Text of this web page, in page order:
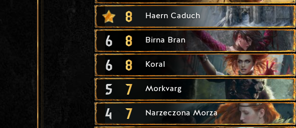
8 Haern Caduch
6 8 Birna Bran
6 8 Koral
5 7 Morkvarg
4 7 Narzeczona Morza